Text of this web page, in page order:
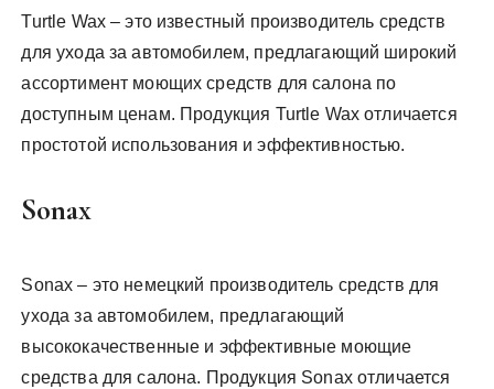
Turtle Wax – это известный производитель средств
для ухода за автомобилем, предлагающий широкий
ассортимент моющих средств для салона по
доступным ценам. Продукция Turtle Wax отличается
простотой использования и эффективностью.
Sonax
Sonax – это немецкий производитель средств для
ухода за автомобилем, предлагающий
высококачественные и эффективные моющие
средства для салона. Продукция Sonax отличается